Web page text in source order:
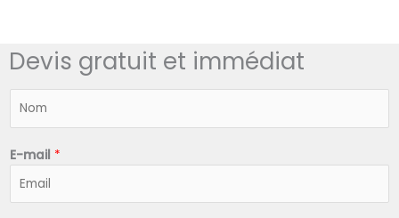
Devis gratuit et immédiat
*
E-mail *